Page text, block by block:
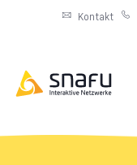
Kontakt